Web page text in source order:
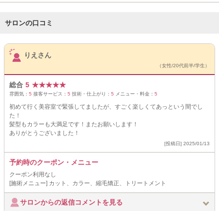
サロンの口コミ
サロンPick Up
りえさん
（女性/20代前半/学生）
総合 5 ★★★★★
雰囲気： 5 接客サービス： 5 技術・仕上がり： 5 メニュー・料金： 5
初めて行く美容室で緊張してましたが、すごく楽しくてあっという間でし
た！
髪型もカラーも大満足です！またお願いします！
ありがとうございました！
[投稿日] 2025/01/13
予約時のクーポン・メニュー
クーポン利用なし
[施術メニュー] カット、カラー、縮毛矯正、トリートメント
サロンからの返信コメントを見る